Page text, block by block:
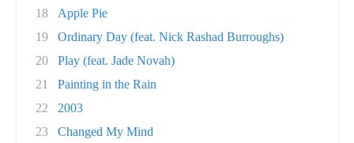
18
Apple Pie
19
Ordinary Day (feat. Nick Rashad Burroughs)
20
Play (feat. Jade Novah)
21
Painting in the Rain
22
2003
23
Changed My Mind